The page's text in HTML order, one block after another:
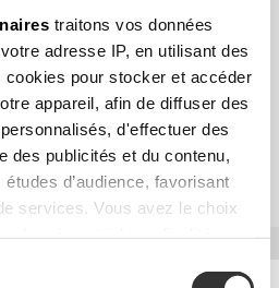
traitons vos données
adresse IP, en utilisant des
pour stocker et accéder
appareil, afin de diffuser des
d'effectuer des
des publicités et du contenu,
d’audience, favorisant
services. Vous avez le choix